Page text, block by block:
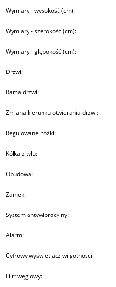
Wymiary - wysokość (cm):
Wymiary - szerokość (cm):
Wymiary - głębokość (cm):
Drzwi:
Rama drzwi:
Zmiana kierunku otwierania drzwi:
Regulowane nóżki:
Kółka z tyłu:
Obudowa:
Zamek:
System antywibracyjny:
Alarm:
Cyfrowy wyświetlacz wilgotności:
Filtr węglowy: